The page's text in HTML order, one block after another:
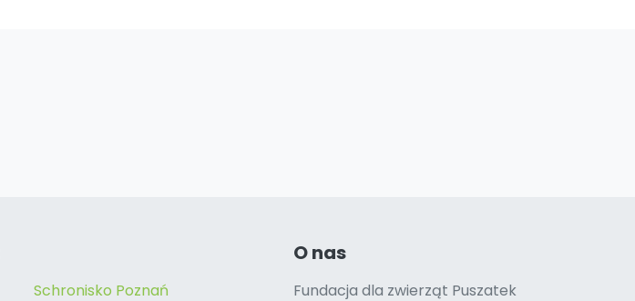
Schronisko Poznań
O nas
Fundacja dla zwierząt Puszatek